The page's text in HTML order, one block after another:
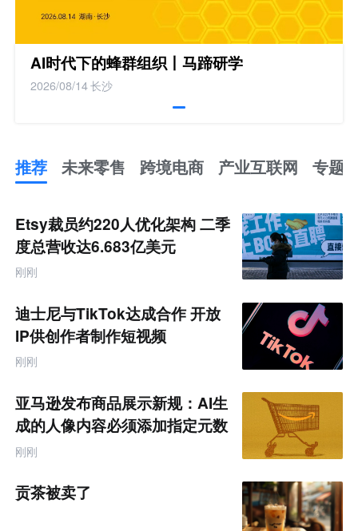
AI时代下的蜂群组织丨马蹄研学
2026/08/14长沙
推荐 未来零售 跨境电商 产业互联网 专题
来
零
售
跨
境
商
产
业
互
联
网
题
Etsy裁员约220人优化架构 二季
度总营收达6.683亿美元
刚刚
迪士尼与TikTok达成合作 开放
IP供创作者制作短视频
刚刚
亚马逊发布商品展示新规：AI生
成的人像内容必须添加指定元数
据
刚刚
贡茶被卖了